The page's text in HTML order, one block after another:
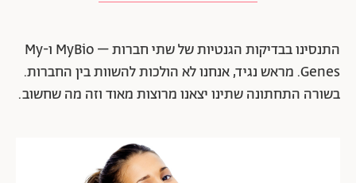
התנסינו בבדיקות הגנטיות של שתי חברות – MyBio ו-My
Genes. מראש נגיד, אנחנו לא הולכות להשוות בין החברות.
בשורה התחתונה שתינו יצאנו מרוצות מאוד וזה מה שחשוב.